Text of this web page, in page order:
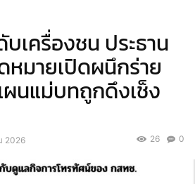
เครื่องชน ประธาน
มายเปิดผนึกร่าย
นแม่บทถูกดึงเช็ง
2026 0
26